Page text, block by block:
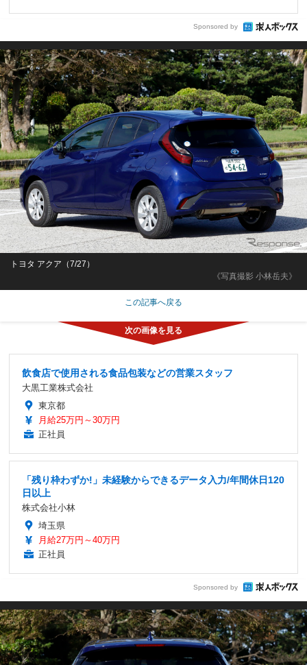
Sponsored by
《写真撮影 小林岳夫》
トヨタ アクア（7/27）
この記事へ戻る
飲食店で使用される食品包装などの営業スタッフ
大黒工業株式会社
東京都
月給25万円～30万円
正社員
「残り枠わずか!」未経験からできるデータ入力/年間休日120
日以上
株式会社小林
埼玉県
月給27万円～40万円
正社員
Sponsored by